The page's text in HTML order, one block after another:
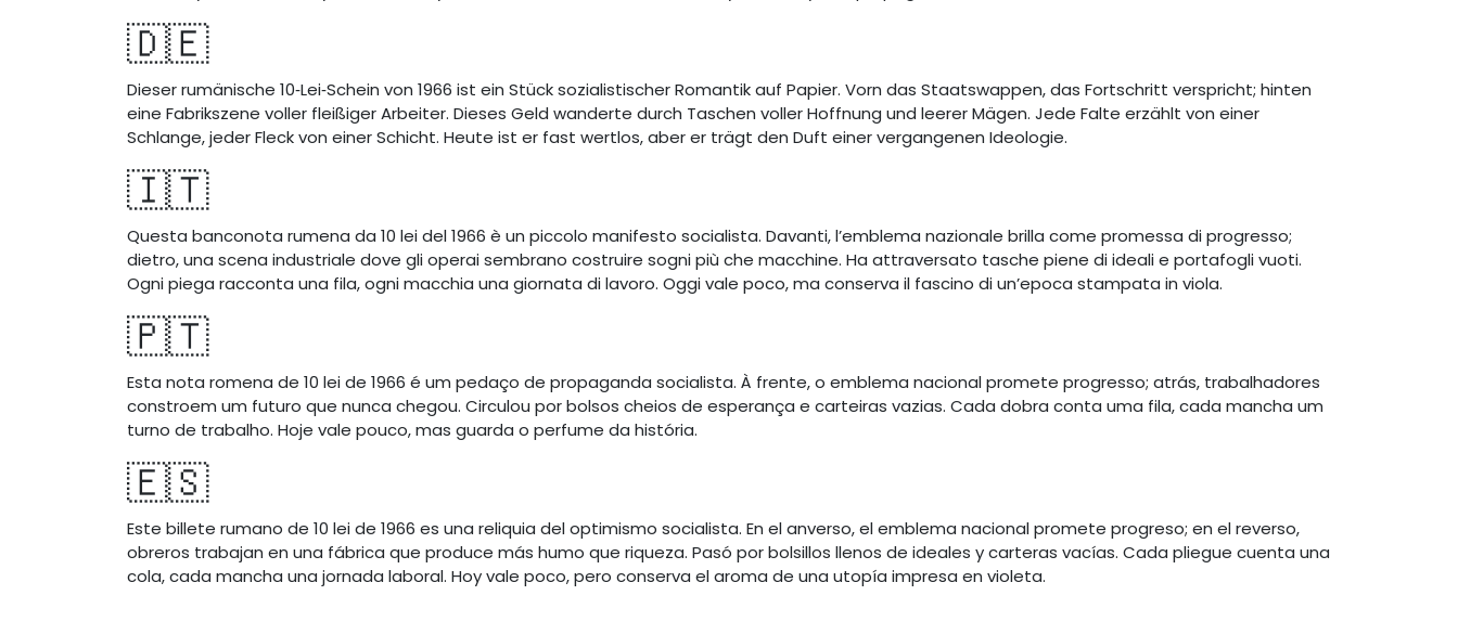
🇩🇪
Dieser rumänische 10‑Lei‑Schein von 1966 ist ein Stück sozialistischer Romantik auf Papier. Vorn das Staatswappen, das Fortschritt verspricht; hinten
eine Fabrikszene voller fleißiger Arbeiter. Dieses Geld wanderte durch Taschen voller Hoffnung und leerer Mägen. Jede Falte erzählt von einer
Schlange, jeder Fleck von einer Schicht. Heute ist er fast wertlos, aber er trägt den Duft einer vergangenen Ideologie.
🇮🇹
Questa banconota rumena da 10 lei del 1966 è un piccolo manifesto socialista. Davanti, l’emblema nazionale brilla come promessa di progresso;
dietro, una scena industriale dove gli operai sembrano costruire sogni più che macchine. Ha attraversato tasche piene di ideali e portafogli vuoti.
Ogni piega racconta una fila, ogni macchia una giornata di lavoro. Oggi vale poco, ma conserva il fascino di un’epoca stampata in viola.
🇵🇹
Esta nota romena de 10 lei de 1966 é um pedaço de propaganda socialista. À frente, o emblema nacional promete progresso; atrás, trabalhadores
constroem um futuro que nunca chegou. Circulou por bolsos cheios de esperança e carteiras vazias. Cada dobra conta uma fila, cada mancha um
turno de trabalho. Hoje vale pouco, mas guarda o perfume da história.
🇪🇸
Este billete rumano de 10 lei de 1966 es una reliquia del optimismo socialista. En el anverso, el emblema nacional promete progreso; en el reverso,
obreros trabajan en una fábrica que produce más humo que riqueza. Pasó por bolsillos llenos de ideales y carteras vacías. Cada pliegue cuenta una
cola, cada mancha una jornada laboral. Hoy vale poco, pero conserva el aroma de una utopía impresa en violeta.